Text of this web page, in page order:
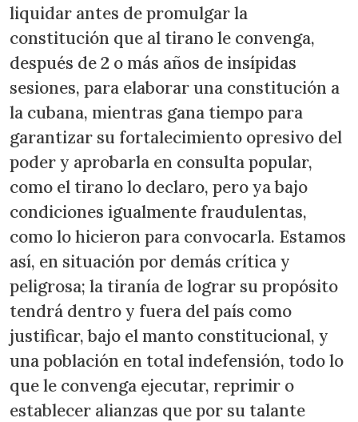
liquidar antes de promulgar la
constitución que al tirano le convenga,
después de 2 o más años de insípidas
sesiones, para elaborar una constitución a
la cubana, mientras gana tiempo para
garantizar su fortalecimiento opresivo del
poder y aprobarla en consulta popular,
como el tirano lo declaro, pero ya bajo
condiciones igualmente fraudulentas,
como lo hicieron para convocarla. Estamos
así, en situación por demás crítica y
peligrosa; la tiranía de lograr su propósito
tendrá dentro y fuera del país como
justificar, bajo el manto constitucional, y
una población en total indefensión, todo lo
que le convenga ejecutar, reprimir o
establecer alianzas que por su talante